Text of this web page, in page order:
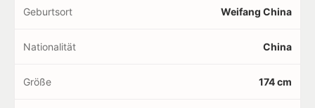
Geburtsort Weifang China
Nationalität China
Größe 174 cm